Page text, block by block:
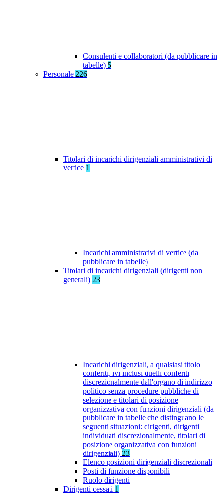
Consulenti e collaboratori (da pubblicare in
tabelle) 5
Personale 226
Titolari di incarichi dirigenziali amministrativi di
vertice 1
Incarichi amministrativi di vertice (da
pubblicare in tabelle)
Titolari di incarichi dirigenziali (dirigenti non
generali) 23
Incarichi dirigenziali, a qualsiasi titolo
conferiti, ivi inclusi quelli conferiti
discrezionalmente dall'organo di indirizzo
politico senza procedure pubbliche di
selezione e titolari di posizione
organizzativa con funzioni dirigenziali (da
pubblicare in tabelle che distinguano le
seguenti situazioni: dirigenti, dirigenti
individuati discrezionalmente, titolari di
posizione organizzativa con funzioni
dirigenziali) 23
Elenco posizioni dirigenziali discrezionali
Posti di funzione disponibili
Ruolo dirigenti
Dirigenti cessati 1